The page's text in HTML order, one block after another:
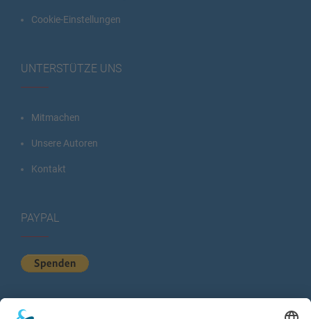
Cookie-Einstellungen
UNTERSTÜTZE UNS
Mitmachen
Unsere Autoren
Kontakt
PAYPAL
KURZSTATISTIK